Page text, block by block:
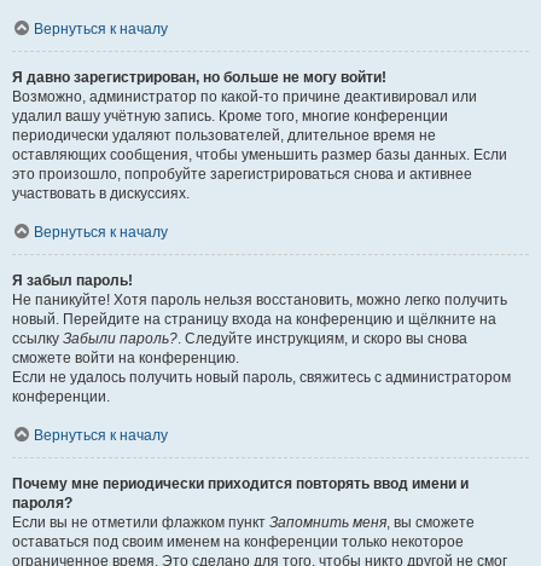
Вернуться к началу
Я давно зарегистрирован, но больше не могу войти!
Возможно, администратор по какой-то причине деактивировал или
удалил вашу учётную запись. Кроме того, многие конференции
периодически удаляют пользователей, длительное время не
оставляющих сообщения, чтобы уменьшить размер базы данных. Если
это произошло, попробуйте зарегистрироваться снова и активнее
участвовать в дискуссиях.
Вернуться к началу
Я забыл пароль!
Не паникуйте! Хотя пароль нельзя восстановить, можно легко получить
новый. Перейдите на страницу входа на конференцию и щёлкните на
ссылку Забыли пароль?. Следуйте инструкциям, и скоро вы снова
сможете войти на конференцию.
Если не удалось получить новый пароль, свяжитесь с администратором
конференции.
Вернуться к началу
Почему мне периодически приходится повторять ввод имени и
пароля?
Если вы не отметили флажком пункт Запомнить меня, вы сможете
оставаться под своим именем на конференции только некоторое
ограниченное время. Это сделано для того, чтобы никто другой не смог